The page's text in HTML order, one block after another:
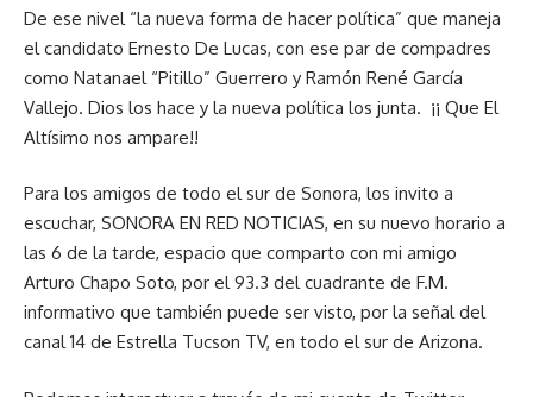
De ese nivel “la nueva forma de hacer política” que maneja
el candidato Ernesto De Lucas, con ese par de compadres
como Natanael “Pitillo” Guerrero y Ramón René García
Vallejo. Dios los hace y la nueva política los junta. ¡¡ Que El
Altísimo nos ampare!!
Para los amigos de todo el sur de Sonora, los invito a
escuchar, SONORA EN RED NOTICIAS, en su nuevo horario a
las 6 de la tarde, espacio que comparto con mi amigo
Arturo Chapo Soto, por el 93.3 del cuadrante de F.M.
informativo que también puede ser visto, por la señal del
canal 14 de Estrella Tucson TV, en todo el sur de Arizona.